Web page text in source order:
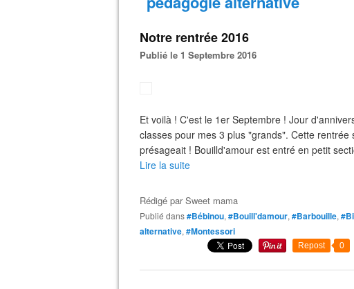
Notre rentrée 2016
Publié le 1 Septembre 2016
Et voilà ! C'est le 1er Septembre ! Jour
classes pour mes 3 plus "grands". Cette
présageait ! Bouilld'amour est entré en petit
Lire la suite
Rédigé parSweet mama
Publié dans#Bébinou, #Bouill'damour, #Barbouille,
alternative, #Montessori
Repost 0